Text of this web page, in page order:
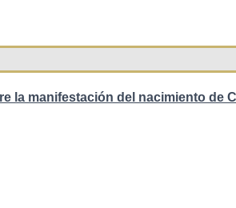
la manifestación del nacimiento de